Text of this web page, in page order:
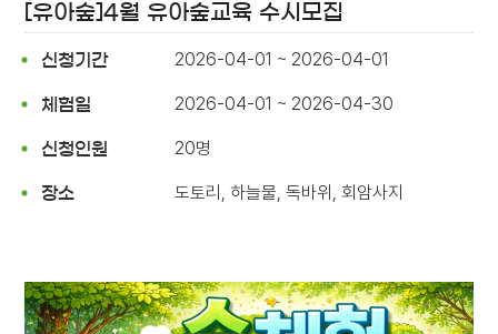
[유아숲]4월 유아숲교육 수시모집
신청기간 2026-04-01 ~ 2026-04-01
체험일 2026-04-01 ~ 2026-04-30
신청인원 20명
장소 도토리, 하늘물, 독바위, 회암사지